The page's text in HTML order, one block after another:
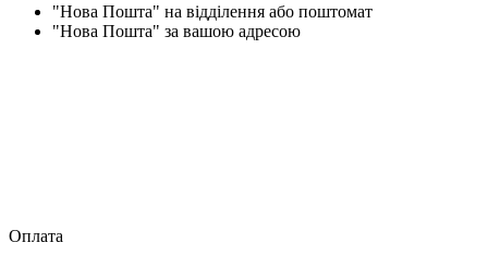
"Нова Пошта" на відділення або поштомат
"Нова Пошта" за вашою адресою
Оплата